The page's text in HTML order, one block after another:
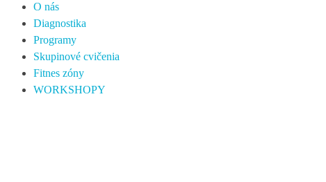
O nás
Diagnostika
Programy
Skupinové cvičenia
Fitnes zóny
WORKSHOPY